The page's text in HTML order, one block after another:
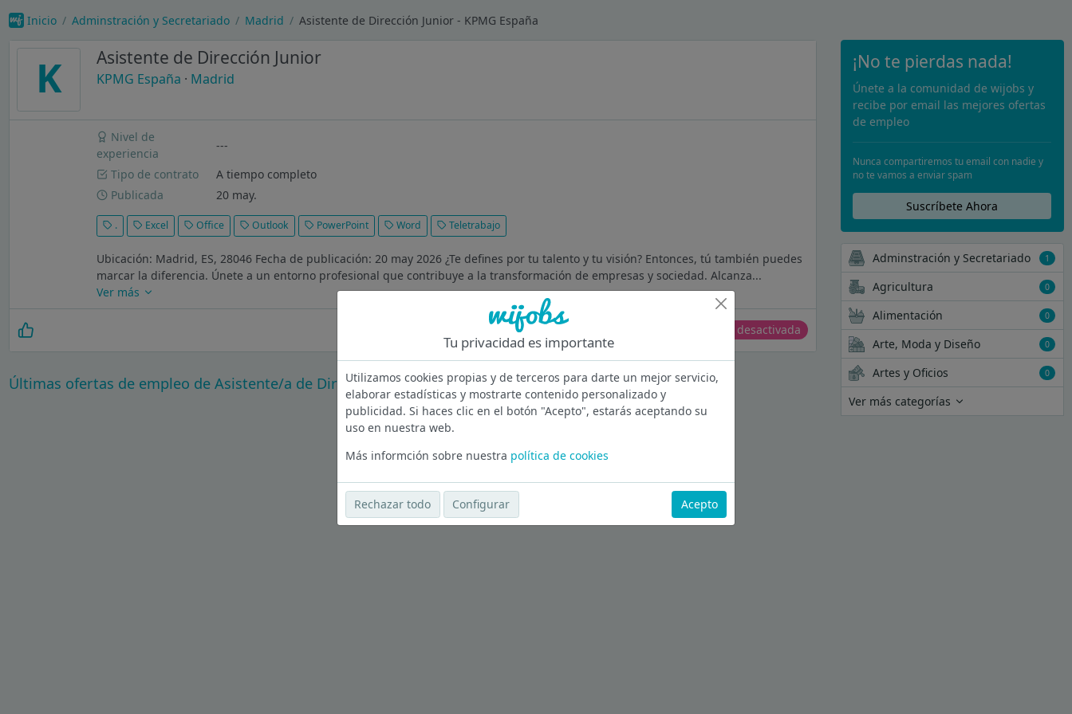
Inicio Adminstración y Secretariado Madrid Asistente de Dirección Junior - KPMG España
K Asistente de Dirección Junior
KPMG España · Madrid
Nivel de
experiencia
---
Tipo de contrato
A tiempo completo
Publicada
20 may.
. Excel Office Outlook PowerPoint Word Teletrabajo
Ubicación: Madrid, ES, 28046 Fecha de publicación: 20 may 2026 ¿Te defines por tu talento y tu visión? Entonces, tú también puedes
marcar la diferencia. Únete a un entorno profesional que contribuye a la transformación de empresas y sociedad. Alcanza...
Ver más
Oferta desactivada
Últimas ofertas de empleo de Asistente/a de Dirección en Madrid
Ver más ofertas
¡No te pierdas nada!
Únete a la comunidad de wijobs y
recibe por email las mejores ofertas
de empleo
Nunca compartiremos tu email con nadie y
no te vamos a enviar spam
Suscríbete Ahora
Adminstración y Secretariado 1
Agricultura 0
Alimentación 0
Arte, Moda y Diseño 0
Artes y Oficios 0
Ver más categorías
Tu privacidad es importante
Utilizamos cookies propias y de terceros para darte un mejor servicio,
elaborar estadísticas y mostrarte contenido personalizado y
publicidad. Si haces clic en el botón "Acepto", estarás aceptando su
uso en nuestra web.
Más informción sobre nuestra política de cookies
Rechazar todo Configurar Acepto